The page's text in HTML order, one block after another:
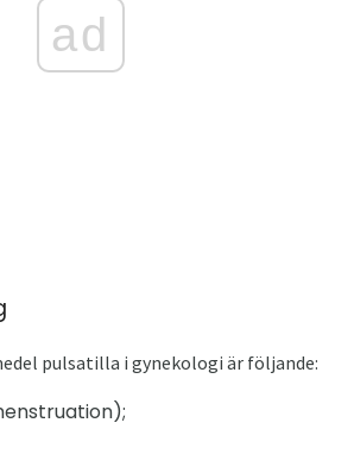
ad
pulsatilla i gynekologi är följande: